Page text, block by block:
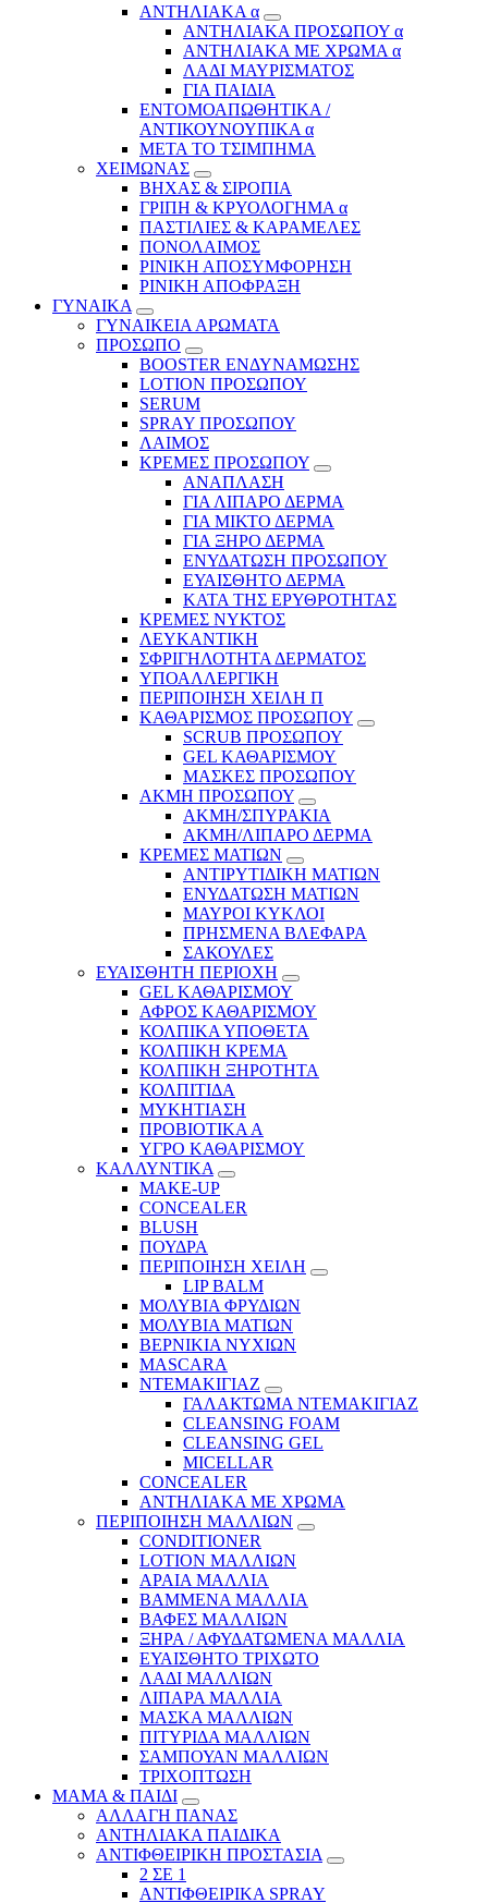
ΑΝΤΗΛΙΑΚΑ α
ΑΝΤΗΛΙΑΚΑ ΠΡΟΣΩΠΟΥ α
ΑΝΤΗΛΙΑΚΑ ΜΕ ΧΡΩΜΑ α
ΛΑΔΙ ΜΑΥΡΙΣΜΑΤΟΣ
ΓΙΑ ΠΑΙΔΙΑ
ΕΝΤΟΜΟΑΠΩΘΗΤΙΚΑ /
ΑΝΤΙΚΟΥΝΟΥΠΙΚΑ α
ΜΕΤΑ ΤΟ ΤΣΙΜΠΗΜΑ
ΧΕΙΜΩΝΑΣ
ΒΗΧΑΣ & ΣΙΡΟΠΙΑ
ΓΡΙΠΗ & ΚΡΥΟΛΟΓΗΜΑ α
ΠΑΣΤΙΛΙΕΣ & ΚΑΡΑΜΕΛΕΣ
ΠΟΝΟΛΑΙΜΟΣ
ΡΙΝΙΚΗ ΑΠΟΣΥΜΦΟΡΗΣΗ
ΡΙΝΙΚΗ ΑΠΟΦΡΑΞΗ
ΓΥΝΑΙΚΑ
ΓΥΝΑΙΚΕΙΑ ΑΡΩΜΑΤΑ
ΠΡΟΣΩΠΟ
BOOSTER ΕΝΔΥΝΑΜΩΣΗΣ
LOTION ΠΡΟΣΩΠΟΥ
SERUM
SPRAY ΠΡΟΣΩΠΟΥ
ΛΑΙΜΟΣ
ΚΡΕΜΕΣ ΠΡΟΣΩΠΟΥ
ΑΝΑΠΛΑΣΗ
ΓΙΑ ΛΙΠΑΡΟ ΔΕΡΜΑ
ΓΙΑ ΜΙΚΤΟ ΔΕΡΜΑ
ΓΙΑ ΞΗΡΟ ΔΕΡΜΑ
ΕΝΥΔΑΤΩΣΗ ΠΡΟΣΩΠΟΥ
ΕΥΑΙΣΘΗΤΟ ΔΕΡΜΑ
ΚΑΤΑ ΤΗΣ ΕΡΥΘΡΟΤΗΤΑΣ
ΚΡΕΜΕΣ ΝΥΚΤΟΣ
ΛΕΥΚΑΝΤΙΚΗ
ΣΦΡΙΓΗΛΟΤΗΤΑ ΔΕΡΜΑΤΟΣ
ΥΠΟΑΛΛΕΡΓΙΚΗ
ΠΕΡΙΠΟΙΗΣΗ ΧΕΙΛΗ Π
ΚΑΘΑΡΙΣΜΟΣ ΠΡΟΣΩΠΟΥ
SCRUB ΠΡΟΣΩΠΟΥ
GEL ΚΑΘΑΡΙΣΜΟΥ
ΜΑΣΚΕΣ ΠΡΟΣΩΠΟΥ
ΑΚΜΗ ΠΡΟΣΩΠΟΥ
ΑΚΜΗ/ΣΠΥΡΑΚΙΑ
ΑΚΜΗ/ΛΙΠΑΡΟ ΔΕΡΜΑ
ΚΡΕΜΕΣ ΜΑΤΙΩΝ
ΑΝΤΙΡΥΤΙΔΙΚΗ ΜΑΤΙΩΝ
ΕΝΥΔΑΤΩΣΗ ΜΑΤΙΩΝ
ΜΑΥΡΟΙ ΚΥΚΛΟΙ
ΠΡΗΣΜΕΝΑ ΒΛΕΦΑΡΑ
ΣΑΚΟΥΛΕΣ
ΕΥΑΙΣΘΗΤΗ ΠΕΡΙΟΧΗ
GEL ΚΑΘΑΡΙΣΜΟΥ
ΑΦΡΟΣ ΚΑΘΑΡΙΣΜΟΥ
ΚΟΛΠΙΚΑ ΥΠΟΘΕΤΑ
ΚΟΛΠΙΚΗ ΚΡΕΜΑ
ΚΟΛΠΙΚΗ ΞΗΡΟΤΗΤΑ
ΚΟΛΠΙΤΙΔΑ
ΜΥΚΗΤΙΑΣΗ
ΠΡΟΒΙΟΤΙΚΑ Α
ΥΓΡΟ ΚΑΘΑΡΙΣΜΟΥ
ΚΑΛΛΥΝΤΙΚΑ
MAKE-UP
CONCEALER
BLUSH
ΠΟΥΔΡΑ
ΠΕΡΙΠΟΙΗΣΗ ΧΕΙΛΗ
LIP BALM
ΜΟΛΥΒΙΑ ΦΡΥΔΙΩΝ
ΜΟΛΥΒΙΑ ΜΑΤΙΩΝ
ΒΕΡΝΙΚΙΑ ΝΥΧΙΩΝ
MASCARA
ΝΤΕΜΑΚΙΓΙΑΖ
ΓΑΛΑΚΤΩΜΑ ΝΤΕΜΑΚΙΓΙΑΖ
CLEANSING FOAM
CLEANSING GEL
MICELLAR
CONCEALER
ΑΝΤΗΛΙΑΚΑ ΜΕ ΧΡΩΜΑ
ΠΕΡΙΠΟΙΗΣΗ ΜΑΛΛΙΩΝ
CONDITIONER
LOTION ΜΑΛΛΙΩΝ
ΑΡΑΙΑ ΜΑΛΛΙΑ
ΒΑΜΜΕΝΑ ΜΑΛΛΙΑ
ΒΑΦΕΣ ΜΑΛΛΙΩΝ
ΞΗΡΑ / ΑΦΥΔΑΤΩΜΕΝΑ ΜΑΛΛΙΑ
ΕΥΑΙΣΘΗΤΟ ΤΡΙΧΩΤΟ
ΛΑΔΙ ΜΑΛΛΙΩΝ
ΛΙΠΑΡΑ ΜΑΛΛΙΑ
ΜΑΣΚΑ ΜΑΛΛΙΩΝ
ΠΙΤΥΡΙΔΑ ΜΑΛΛΙΩΝ
ΣΑΜΠΟΥΑΝ ΜΑΛΛΙΩΝ
ΤΡΙΧΟΠΤΩΣΗ
ΜΑΜΑ & ΠΑΙΔΙ
ΑΛΛΑΓΗ ΠΑΝΑΣ
ΑΝΤΗΛΙΑΚΑ ΠΑΙΔΙΚΑ
ΑΝΤΙΦΘΕΙΡΙΚΗ ΠΡΟΣΤΑΣΙΑ
2 ΣΕ 1
ΑΝΤΙΦΘΕΙΡΙΚΑ SPRAY